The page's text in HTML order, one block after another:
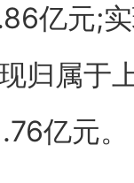
亿元;
归属于
亿元。